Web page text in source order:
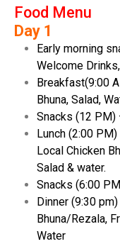
Food Menu
Day 1
Early morning
Welcome
Breakfast(9:00
Bhuna, Salad,
Snacks (12
Lunch (2:00
Local Chicken
Salad & water.
Snacks (6:00
Dinner (9:30
Bhuna/Rezala,
Water